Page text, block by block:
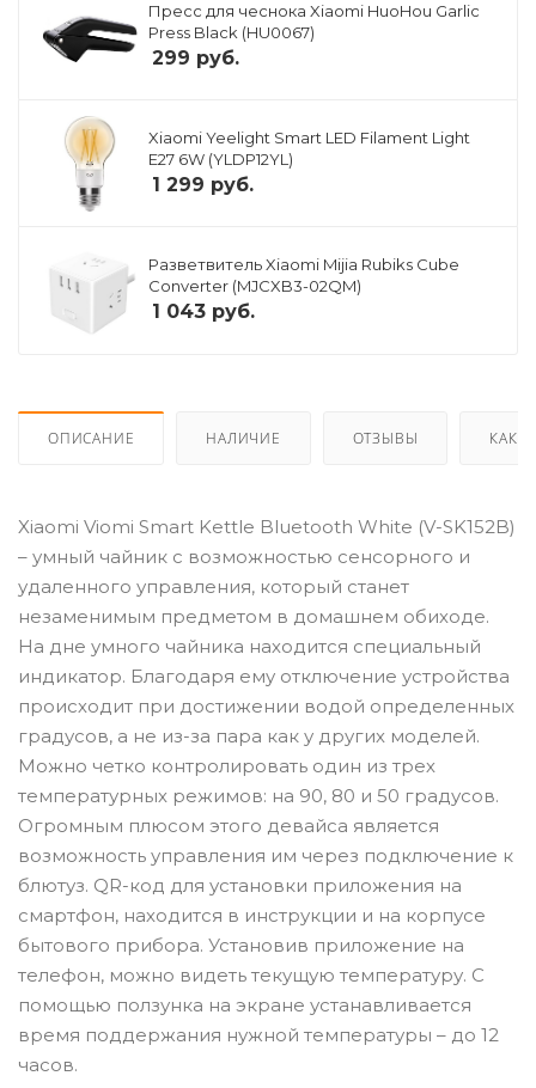
Пресс для чеснока Xiaomi HuoHou Garlic
Press Black (HU0067)
299 руб.
Xiaomi Yeelight Smart LED Filament Light
E27 6W (YLDP12YL)
1 299 руб.
Разветвитель Xiaomi Mijia Rubiks Cube
Converter (MJCXB3-02QM)
1 043 руб.
ОПИСАНИЕ НАЛИЧИЕ ОТЗЫВЫ КАК
Xiaomi Viomi Smart Kettle Bluetooth White (V-SK152B)
– умный чайник с возможностью сенсорного и
удаленного управления, который станет
незаменимым предметом в домашнем обиходе.
На дне умного чайника находится специальный
индикатор. Благодаря ему отключение устройства
происходит при достижении водой определенных
градусов, а не из-за пара как у других моделей.
Можно четко контролировать один из трех
температурных режимов: на 90, 80 и 50 градусов.
Огромным плюсом этого девайса является
возможность управления им через подключение к
блютуз. QR-код для установки приложения на
смартфон, находится в инструкции и на корпусе
бытового прибора. Установив приложение на
телефон, можно видеть текущую температуру. С
помощью ползунка на экране устанавливается
время поддержания нужной температуры – до 12
часов.